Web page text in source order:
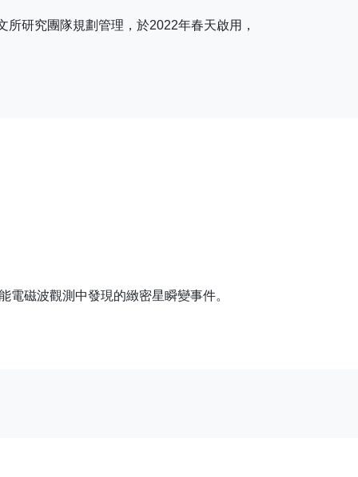
研究團隊規劃管理，於2022年春天啟用，
電磁波觀測中發現的緻密星瞬變事件。